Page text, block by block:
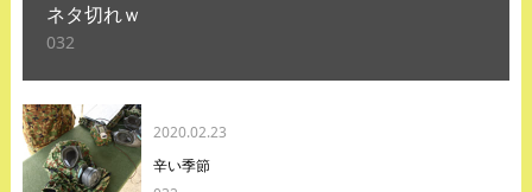
ネタ切れｗ
032
2020.02.23
辛い季節